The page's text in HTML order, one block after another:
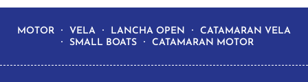
MOTOR VELA LANCHA OPEN
CATAMARAN VELA
SMALL BOATS
CATAMARAN MOTOR